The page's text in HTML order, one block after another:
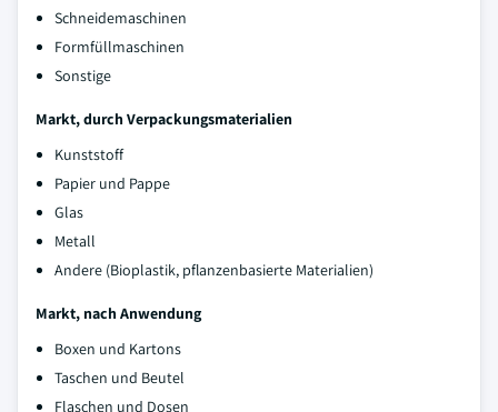
Schneidemaschinen
Formfüllmaschinen
Sonstige
Markt, durch Verpackungsmaterialien
Kunststoff
Papier und Pappe
Glas
Metall
Andere (Bioplastik, pflanzenbasierte Materialien)
Markt, nach Anwendung
Boxen und Kartons
Taschen und Beutel
Flaschen und Dosen